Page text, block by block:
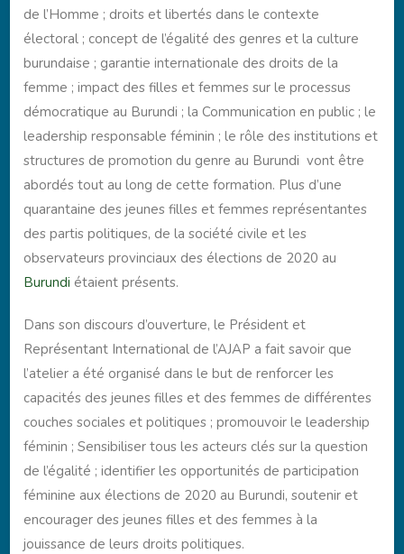
de l’Homme ; droits et libertés dans le contexte
électoral ; concept de l’égalité des genres et la culture
burundaise ; garantie internationale des droits de la
femme ; impact des filles et femmes sur le processus
démocratique au Burundi ; la Communication en public ; le
leadership responsable féminin ; le rôle des institutions et
structures de promotion du genre au Burundi vont être
abordés tout au long de cette formation. Plus d’une
quarantaine des jeunes filles et femmes représentantes
des partis politiques, de la société civile et les
observateurs provinciaux des élections de 2020 au
Burundi étaient présents.
Dans son discours d’ouverture, le Président et
Représentant International de l’AJAP a fait savoir que
l’atelier a été organisé dans le but de renforcer les
capacités des jeunes filles et des femmes de différentes
couches sociales et politiques ; promouvoir le leadership
féminin ; Sensibiliser tous les acteurs clés sur la question
de l’égalité ; identifier les opportunités de participation
féminine aux élections de 2020 au Burundi, soutenir et
encourager des jeunes filles et des femmes à la
jouissance de leurs droits politiques.